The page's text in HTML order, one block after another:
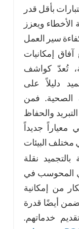
بأقل قدر
ويعزز
إمكانيات
تُعدّ كواشف
دليلاً على
الصحية. فمن
والحفاظ
معياراً جديداً
نقلة
المحوسب في
من إمكانية
أيضًا قدرة
خدماتهم.